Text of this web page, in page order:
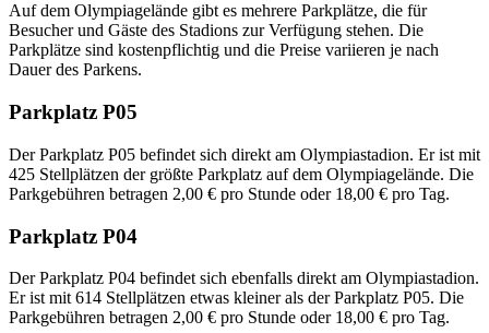
Auf dem Olympiagelände gibt es mehrere Parkplätze, die für
Besucher und Gäste des Stadions zur Verfügung stehen. Die
Parkplätze sind kostenpflichtig und die Preise variieren je nach
Dauer des Parkens.
Parkplatz P05
Der Parkplatz P05 befindet sich direkt am Olympiastadion. Er ist mit
425 Stellplätzen der größte Parkplatz auf dem Olympiagelände. Die
Parkgebühren betragen 2,00 € pro Stunde oder 18,00 € pro Tag.
Parkplatz P04
Der Parkplatz P04 befindet sich ebenfalls direkt am Olympiastadion.
Er ist mit 614 Stellplätzen etwas kleiner als der Parkplatz P05. Die
Parkgebühren betragen 2,00 € pro Stunde oder 18,00 € pro Tag.